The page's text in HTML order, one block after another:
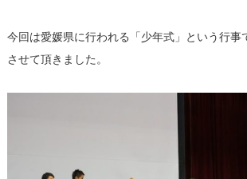
今回は愛媛県に行われる「少年式」という行事
させて頂きました。